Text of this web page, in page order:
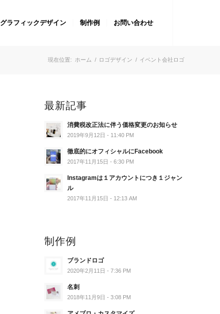
グラフィックデザイン 制作例 お問い合わせ
現在位置: ホーム / ロゴデザイン / イベント会社ロゴ
最新記事
消費税改正法に伴う価格変更のお知らせ
2019年9月12日 - 11:40 PM
徹底的にオフィシャルにFacebook
2017年11月15日 - 6:30 PM
Instagramは１アカウントにつき１ジャン
ル
2017年11月15日 - 12:13 AM
制作例
ブランドロゴ
2020年2月11日 - 7:36 PM
名刺
2018年11月9日 - 3:08 PM